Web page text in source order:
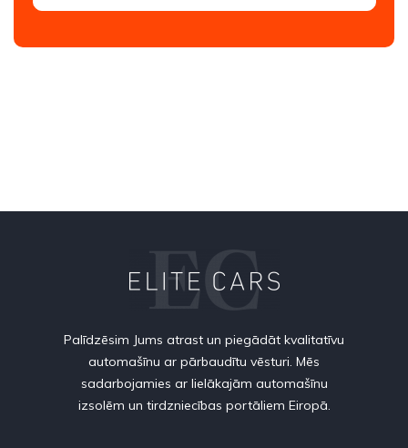
Palīdzēsim Jums atrast un piegādāt kvalitatīvu
automašīnu ar pārbaudītu vēsturi. Mēs
sadarbojamies ar lielākajām automašīnu
izsolēm un tirdzniecības portāliem Eiropā.